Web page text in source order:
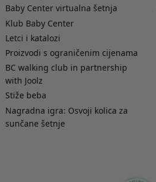
Baby Center virtualna šetnja
Klub Baby Center
Letci i katalozi
Proizvodi s ograničenim cijenama
BC walking club in partnership
with Joolz
Stiže beba
Nagradna igra: Osvoji kolica za
sunčane šetnje